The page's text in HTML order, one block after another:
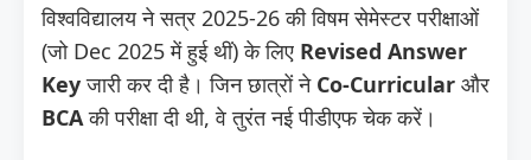
विश्वविद्यालय ने सत्र 2025-26 की विषम सेमेस्टर परीक्षाओं
(जो Dec 2025 में हुई थीं) के लिए Revised Answer
Keyजारी कर दी है। जिन छात्रों ने Co-Curricular और
BCAकी परीक्षा दी थी, वे तुरंत नई पीडीएफ चेक करें।